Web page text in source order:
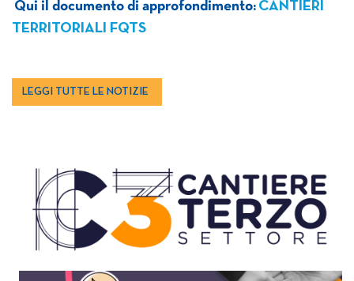
Qui il documento di approfondimento: CANTIERI
TERRITORIALI FQTS
LEGGI TUTTE LE NOTIZIE